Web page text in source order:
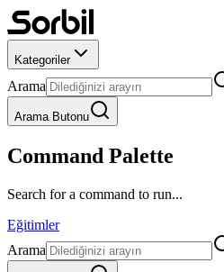
Kategoriler
Arama
Arama Butonu
Command Palette
Search for a command to run...
Eğitimler
Arama